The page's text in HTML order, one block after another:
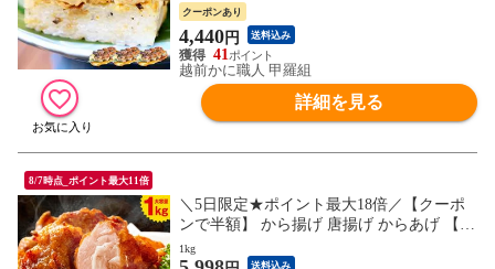
クーポンあり
4,440円 送料込み
41
越前かに職人 甲羅組
詳細を見る
8/7時点_ポイント最大11倍
＼5日限定★ポイント最大18倍／【クーポ
ンで半額】 から揚げ 唐揚げ からあげ 【北
海道 .ザンギ.1kg】 まとめ買い で大幅割引
冷凍唐揚げ レンジ カラアゲ 冷凍 送料無料
1kg
送料込み